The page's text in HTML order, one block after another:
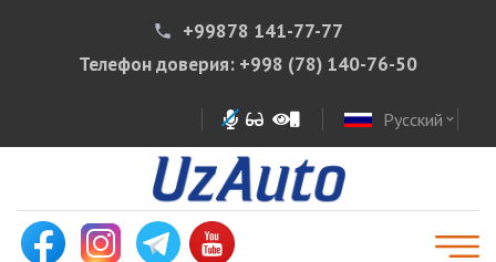
phone
+99878 141-77-77
Телефон доверия: +998 (78) 140-76-50
Русский expand_more